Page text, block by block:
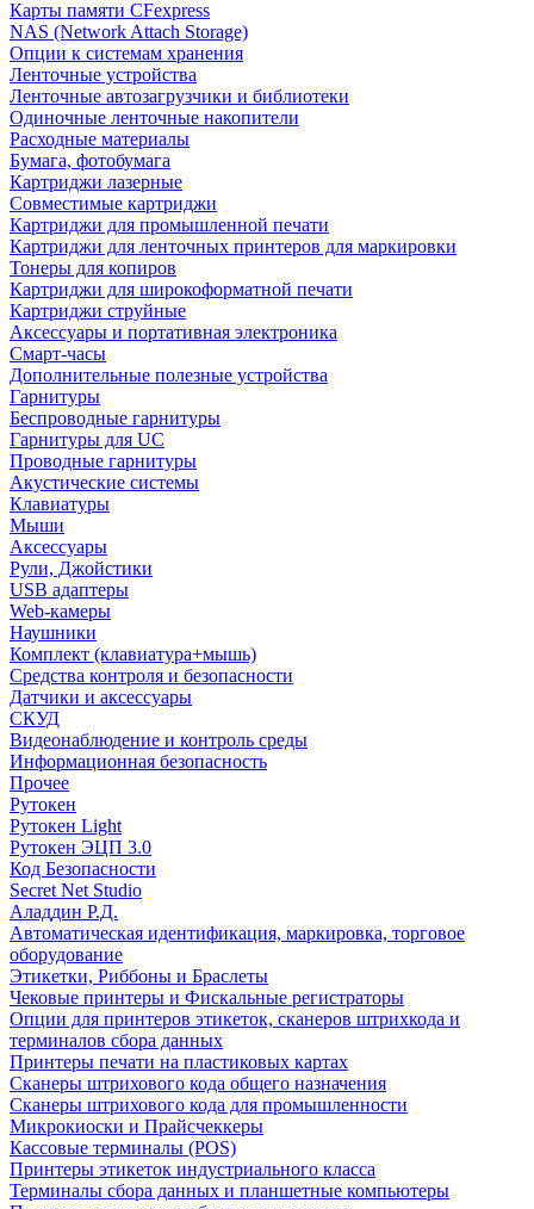
Карты памяти CFexpress
NAS (Network Attach Storage)
Опции к системам хранения
Ленточные устройства
Ленточные автозагрузчики и библиотеки
Одиночные ленточные накопители
Расходные материалы
Бумага, фотобумага
Картриджи лазерные
Совместимые картриджи
Картриджи для промышленной печати
Картриджи для ленточных принтеров для маркировки
Тонеры для копиров
Картриджи для широкоформатной печати
Картриджи струйные
Аксессуары и портативная электроника
Смарт-часы
Дополнительные полезные устройства
Гарнитуры
Беспроводные гарнитуры
Гарнитуры для UC
Проводные гарнитуры
Акустические системы
Клавиатуры
Мыши
Аксессуары
Рули, Джойстики
USB адаптеры
Web-камеры
Наушники
Комплект (клавиатура+мышь)
Средства контроля и безопасности
Датчики и аксессуары
СКУД
Видеонаблюдение и контроль среды
Информационная безопасность
Прочее
Рутокен
Рутокен Light
Рутокен ЭЦП 3.0
Код Безопасности
Secret Net Studio
Аладдин Р.Д.
Автоматическая идентификация, маркировка, торговое
оборудование
Этикетки, Риббоны и Браслеты
Чековые принтеры и Фискальные регистраторы
Опции для принтеров этикеток, сканеров штрихкода и
терминалов сбора данных
Принтеры печати на пластиковых картах
Сканеры штрихового кода общего назначения
Сканеры штрихового кода для промышленности
Микрокиоски и Прайсчеккеры
Кассовые терминалы (POS)
Принтеры этикеток индустриального класса
Терминалы сбора данных и планшетные компьютеры